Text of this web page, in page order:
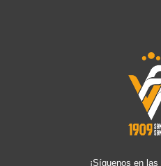
¡Síguenos en